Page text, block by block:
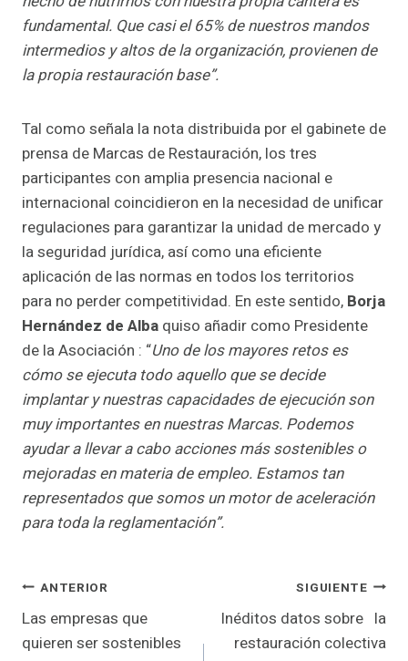
fundamental. Que casi el 65% de nuestros mandos
intermedios y altos de la organización, provienen de
la propia restauración base”.
Tal como señala la nota distribuida por el gabinete de
prensa de Marcas de Restauración, los tres
participantes con amplia presencia nacional e
internacional coincidieron en la necesidad de unificar
regulaciones para garantizar la unidad de mercado y
la seguridad jurídica, así como una eficiente
aplicación de las normas en todos los territorios
para no perder competitividad. En este sentido, Borja
Hernández de Alba quiso añadir como Presidente
de la Asociación : “Uno de los mayores retos es
cómo se ejecuta todo aquello que se decide
implantar y nuestras capacidades de ejecución son
muy importantes en nuestras Marcas. Podemos
ayudar a llevar a cabo acciones más sostenibles o
mejoradas en materia de empleo. Estamos tan
representados que somos un motor de aceleración
para toda la reglamentación”.
Navegación
de
ANTERIOR
Las empresas que
quieren ser sostenibles
SIGUIENTE
Inéditos datos sobre la
restauración colectiva